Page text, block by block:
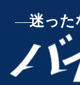
迷った
バ